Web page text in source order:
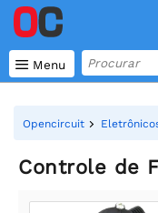
 Menu
Opencircuit
Controle de